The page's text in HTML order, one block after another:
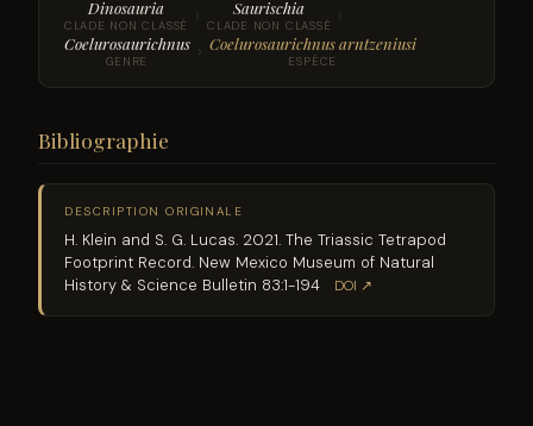
Dinosauria
CLADE NON CLASSÉ › Saurischia
CLADE NON CLASSÉ ›
Coelurosaurichnus
GENRE › Coelurosaurichnus arntzeniusi
ESPÈCE
Bibliographie
DESCRIPTION ORIGINALE
H. Klein and S. G. Lucas. 2021. The Triassic Tetrapod
Footprint Record. New Mexico Museum of Natural
History & Science Bulletin 83:1-194
DOI ↗